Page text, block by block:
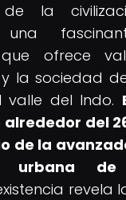
la
una
ofrece
la sociedad
valle del Indo.
del
de la
urbana
revela